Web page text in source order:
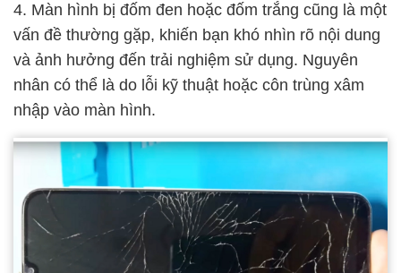
4. Màn hình bị đốm đen hoặc đốm trắng cũng là một
vấn đề thường gặp, khiến bạn khó nhìn rõ nội dung
và ảnh hưởng đến trải nghiệm sử dụng. Nguyên
nhân có thể là do lỗi kỹ thuật hoặc côn trùng xâm
nhập vào màn hình.